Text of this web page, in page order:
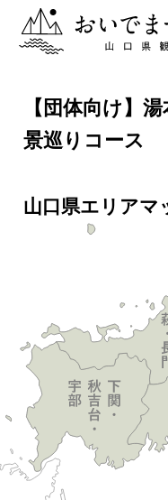
おいでませ山口へー
【団体向け】
景巡りコース
山口県エリアマ